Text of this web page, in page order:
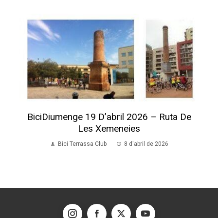
BiciDiumenge 19 D’abril 2026 – Ruta De
Les Xemeneies
Bici Terrassa Club 8 d'abril de 2026